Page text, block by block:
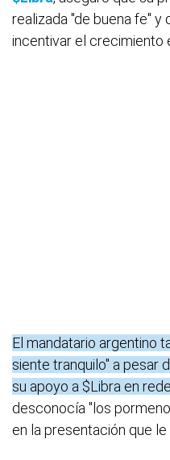
realizada "de buena fe" y
incentivar el crecimiento
El mandatario argentino
siente tranquilo" a pesar
su apoyo a $Libra en
desconocía "los
en la presentación que